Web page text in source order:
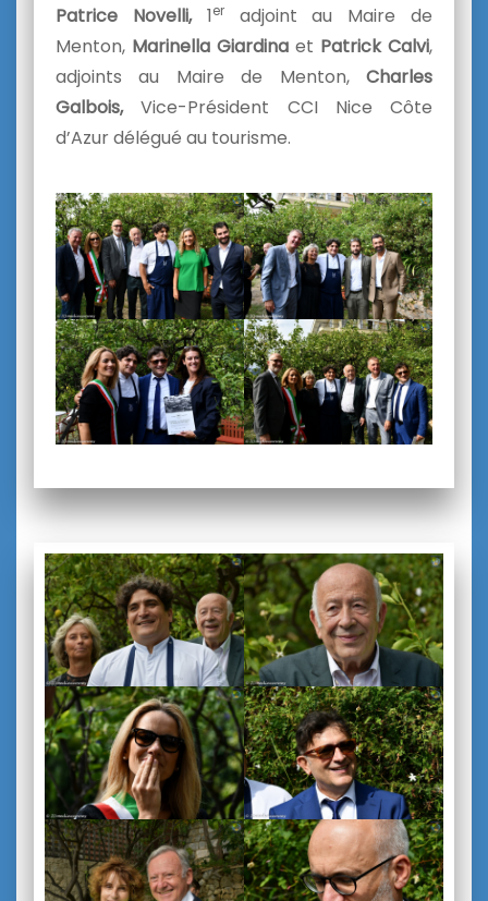
Patrice Novelli,1eradjoint au Maire de
Menton, Marinella Giardina et Patrick Calvi,
adjoints au Maire de Menton, Charles
Galbois,Vice-Président CCI Nice Côte
d’Azur délégué au tourisme.